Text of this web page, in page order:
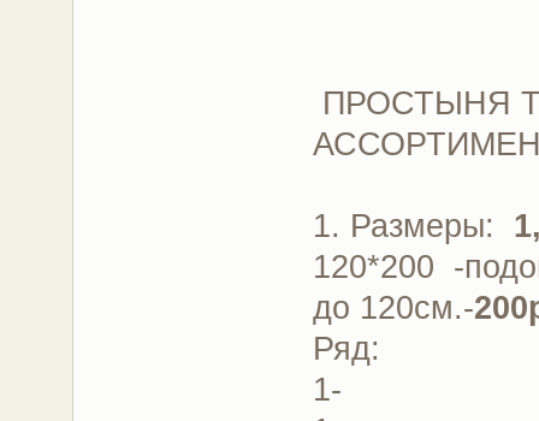
ПРОСТЫНЯ
1. Размеры:
120*200 -
до 120см.-
Ряд:
1-